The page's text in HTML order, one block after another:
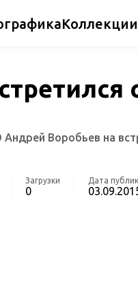
Коллекции
Воробьев на
Загрузки
0
Дата